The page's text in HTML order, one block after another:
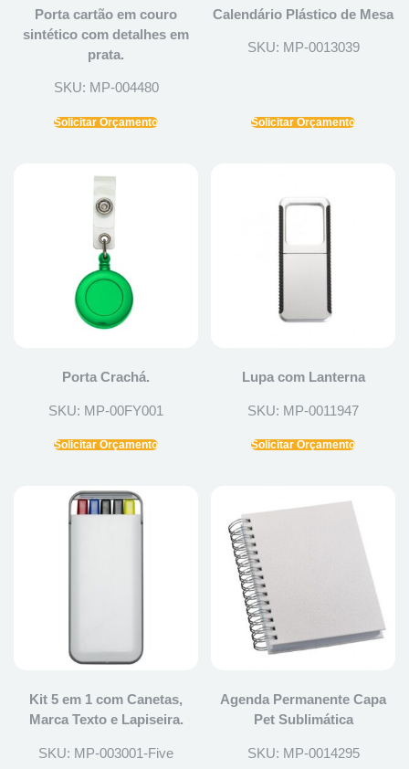
Porta cartão em couro
sintético com detalhes em
prata.
SKU: MP-004480
Solicitar Orçamento
Calendário Plástico de Mesa
SKU: MP-0013039
Solicitar Orçamento
Porta Crachá.
SKU: MP-00FY001
Solicitar Orçamento
Lupa com Lanterna
SKU: MP-0011947
Solicitar Orçamento
Kit 5 em 1 com Canetas,
Marca Texto e Lapiseira.
SKU: MP-003001-Five
Agenda Permanente Capa
Pet Sublimática
SKU: MP-0014295